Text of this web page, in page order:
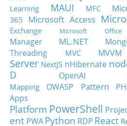
Learning
MAUI MFC
365
Microsoft Access
Exchange
Microsoft Office
Manager
ML.NET
Threading
MVC MVVM
Server NextJS nHibernate
D
OpenAI
Mapping
OWASP Pattern
Apps
Platform PowerShell
ent PWA Python RDP React